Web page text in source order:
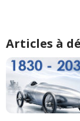
Articles à